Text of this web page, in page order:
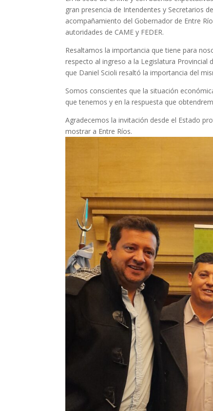
gran presencia de Intendentes y Secretarios
acompañamiento del Gobernador de Entre
autoridades de CAME y FEDER.
Resaltamos la importancia que tiene para
respecto al ingreso a la Legislatura
que Daniel Scioli resaltó la importancia del
Somos conscientes que la situación
que tenemos y en la respuesta que
Agradecemos la invitación desde el Estado
mostrar a Entre Ríos.